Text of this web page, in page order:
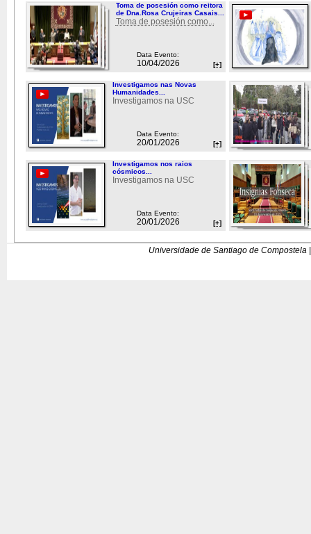
Toma de posesión como reitora
de Dna.Rosa Crujeiras Casais...
Toma de posesión como...
Data Evento:
10/04/2026 [+]
Investigamos nas Novas
Humanidades...
Investigamos na USC
Data Evento:
20/01/2026 [+]
Investigamos nos raios
cósmicos...
Investigamos na USC
Data Evento:
20/01/2026 [+]
Universidade de Santiago de